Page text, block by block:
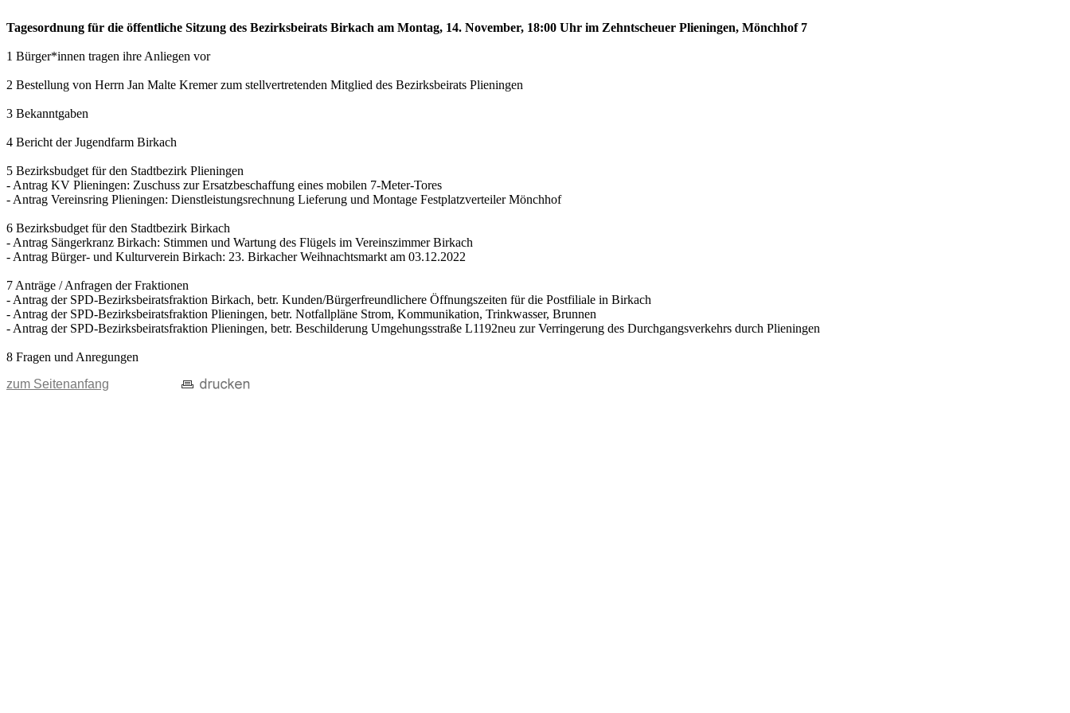
Tagesordnung für die öffentliche Sitzung des Bezirksbeirats Birkach am Montag, 14. November, 18:00 Uhr im Zehntscheuer Plieningen, Mönchhof 7
1 Bürger*innen tragen ihre Anliegen vor
2 Bestellung von Herrn Jan Malte Kremer zum stellvertretenden Mitglied des Bezirksbeirats Plieningen
3 Bekanntgaben
4 Bericht der Jugendfarm Birkach
5 Bezirksbudget für den Stadtbezirk Plieningen
- Antrag KV Plieningen: Zuschuss zur Ersatzbeschaffung eines mobilen 7-Meter-Tores
- Antrag Vereinsring Plieningen: Dienstleistungsrechnung Lieferung und Montage Festplatzverteiler Mönchhof
6 Bezirksbudget für den Stadtbezirk Birkach
- Antrag Sängerkranz Birkach: Stimmen und Wartung des Flügels im Vereinszimmer Birkach
- Antrag Bürger- und Kulturverein Birkach: 23. Birkacher Weihnachtsmarkt am 03.12.2022
7 Anträge / Anfragen der Fraktionen
- Antrag der SPD-Bezirksbeiratsfraktion Birkach, betr. Kunden/Bürgerfreundlichere Öffnungszeiten für die Postfiliale in Birkach
- Antrag der SPD-Bezirksbeiratsfraktion Plieningen, betr. Notfallpläne Strom, Kommunikation, Trinkwasser, Brunnen
- Antrag der SPD-Bezirksbeiratsfraktion Plieningen, betr. Beschilderung Umgehungsstraße L1192neu zur Verringerung des Durchgangsverkehrs durch Plieningen
8 Fragen und Anregungen
zum Seitenanfang